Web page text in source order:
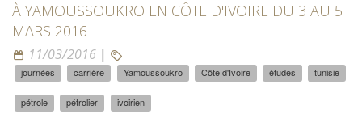
À YAMOUSSOUKRO EN CÔTE D'IVOIRE DU 3 AU 5
MARS 2016
11/03/2016 |
journées carrière Yamoussoukro Côte d'Ivoire études tunisie
pétrole pétrolier ivoirien